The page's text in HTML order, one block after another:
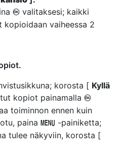
J valitaksesi; kaikki
kopioidaan vaiheessa 2
korosta [ Kyllä
kopiot painamalla J
toiminnon ennen kuin
paina G -painiketta;
tulee näkyviin, korosta [